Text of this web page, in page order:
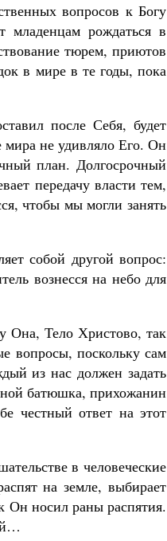
вопросов к Богу
младенцам рождаться в
тюрем, приютов
в мире в те годы, пока
после Себя, будет
не удивляло Его. Он
план. Долгосрочный
передачу власти тем,
чтобы мы могли занять
собой другой вопрос:
вознесся на небо для
Она, Тело Христово, так
вопросы, поскольку сам
из нас должен задать
батюшка, прихожанин
честный ответ на этот
в человеческие
на земле, выбирает
Он носил раны распятия.